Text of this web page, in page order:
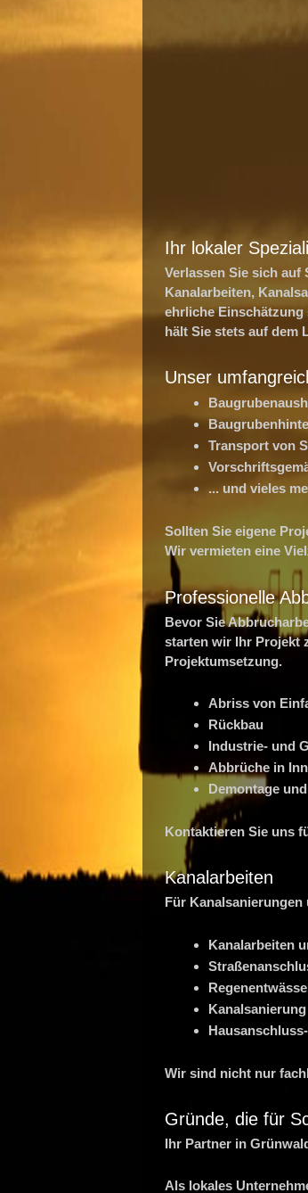
Ihr lokaler
Verlassen Sie sich
Kanalarbeiten,
ehrliche Einschätzung
hält Sie stets auf dem
Unser
Transport von
... und vieles
Sollten Sie eigene
Wir vermieten eine
Professionelle
Bevor Sie
starten wir Ihr Projekt
Projektumsetzung.
Abriss von
Rückbau
Industrie- und
Abbrüche in
Demontage
Kontaktieren Sie uns
Kanalarbeiten
Für
Kanalarbeiten
Kanalsanierung
Wir sind nicht nur
Gründe, die für
Ihr Partner in
Als lokales